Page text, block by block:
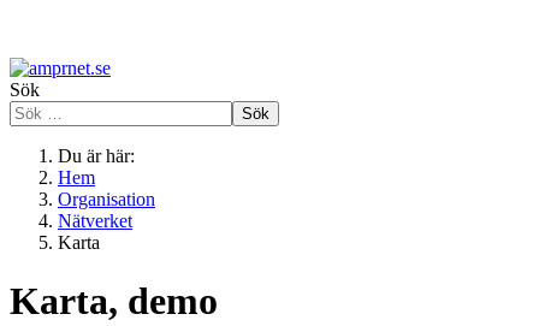
Sök
Sök
Du är här:
Hem
Organisation
Nätverket
Karta
Karta, demo